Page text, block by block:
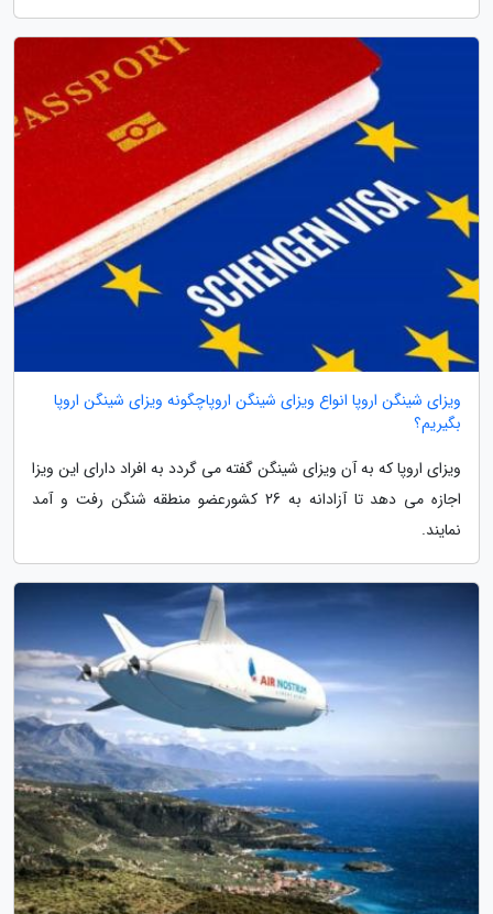
ویزای شینگن اروپا انواع ویزای شینگن اروپاچگونه ویزای شینگن اروپا
بگیریم؟
ویزای اروپا که به آن ویزای شینگن گفته می گردد به افراد دارای این ویزا
اجازه می دهد تا آزادانه به 26 کشورعضو منطقه شنگن رفت و آمد
نمایند.